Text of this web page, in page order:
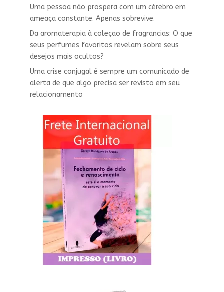
Uma pessoa não prospera com um cérebro em
ameaça constante. Apenas sobrevive.
Da aromaterapia à coleçao de fragrancias: O que
seus perfumes favoritos revelam sobre seus
desejos mais ocultos?
Uma crise conjugal é sempre um comunicado de
alerta de que algo precisa ser revisto em seu
relacionamento